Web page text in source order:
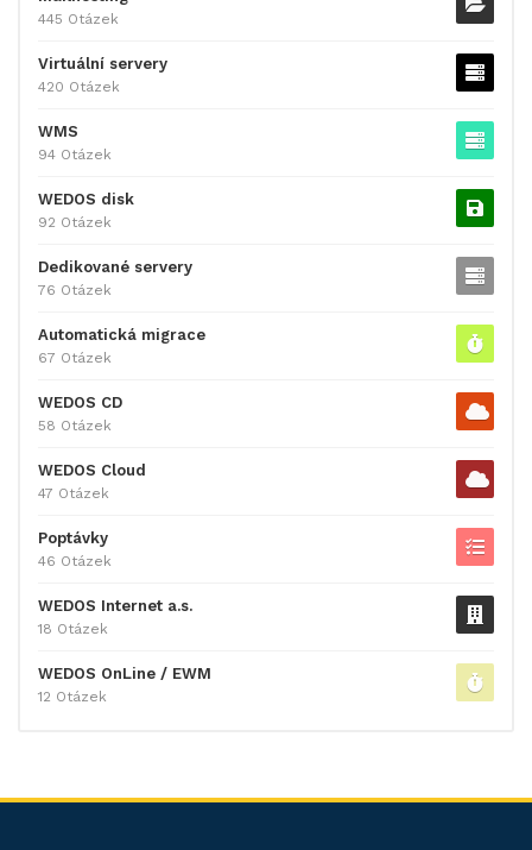
445 Otázek
Virtuální servery
420 Otázek
WMS
94 Otázek
WEDOS disk
92 Otázek
Dedikované servery
76 Otázek
Automatická migrace
67 Otázek
WEDOS CD
58 Otázek
WEDOS Cloud
47 Otázek
Poptávky
46 Otázek
WEDOS Internet a.s.
18 Otázek
WEDOS OnLine / EWM
12 Otázek